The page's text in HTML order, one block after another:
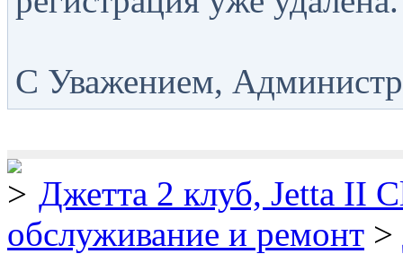
С Уважением,
Джетта 2 клуб, Jetta II
обслуживание и ремонт >